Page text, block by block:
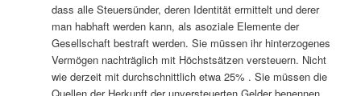
dass alle Steuersünder, deren Identität ermittelt und derer
man habhaft werden kann, als asoziale Elemente der
Gesellschaft bestraft werden. Sie müssen ihr hinterzogenes
Vermögen nachträglich mit Höchstsätzen versteuern. Nicht
wie derzeit mit durchschnittlich etwa 25% . Sie müssen die
Quellen der Herkunft der unversteuerten Gelder benennen.